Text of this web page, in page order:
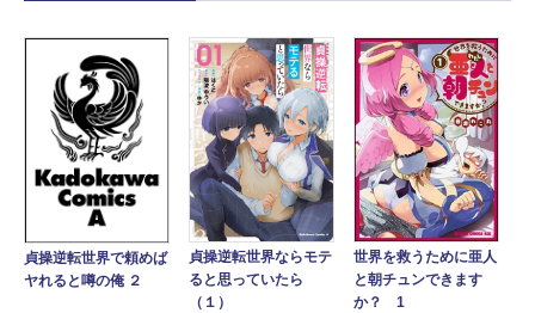
貞操逆転世界で頼めば
ヤれると噂の俺 ２
貞操逆転世界ならモテ
ると思っていたら
（１）
世界を救うために亜人
と朝チュンできます
か？ 1